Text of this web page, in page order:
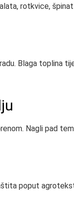
rotkvice,
Blaga toplina
Nagli pad
poput